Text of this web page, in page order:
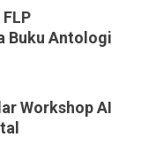
Buku Antologi
Workshop AI